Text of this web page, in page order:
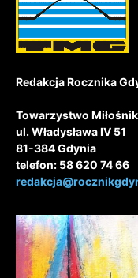
Redakcja Rocznika
Towarzystwo
ul. Władysława IV 51
81-384 Gdynia
telefon: 58 620 74 66